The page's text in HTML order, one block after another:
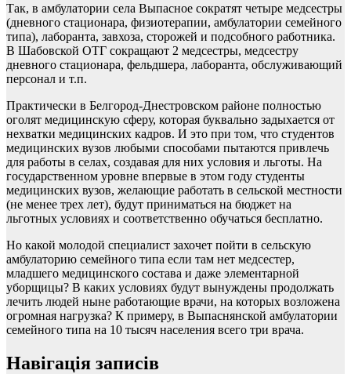
Так, в амбулатории села Выпасное сократят четыре медсестры
(дневного стационара, физиотерапии, амбулатории семейного
типа), лаборанта, завхоза, сторожей и подсобного работника.
В Шабовской ОТГ сокращают 2 медсестры, медсестру
дневного стационара, фельдшера, лаборанта, обслуживающий
персонал и т.п.
Практически в Белгород-Днестровском районе полностью
оголят медицинскую сферу, которая буквально задыхается от
нехватки медицинских кадров. И это при том, что студентов
медицинских вузов любыми способами пытаются привлечь
для работы в селах, создавая для них условия и льготы. На
государственном уровне впервые в этом году студенты
медицинских вузов, желающие работать в сельской местности
(не менее трех лет), будут приниматься на бюджет на
льготных условиях и соответственно обучаться бесплатно.
Но какой молодой специалист захочет пойти в сельскую
амбулаторию семейного типа если там нет медсестер,
младшего медицинского состава и даже элементарной
уборщицы? В каких условиях будут вынуждены продолжать
лечить людей ныне работающие врачи, на которых возложена
огромная нагрузка? К примеру, в Выпаснянской амбулатории
семейного типа на 10 тысяч населения всего три врача.
Навігація записів